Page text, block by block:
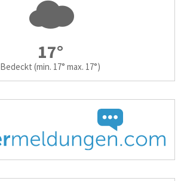
17°
Bedeckt (min. 17° max. 17°)